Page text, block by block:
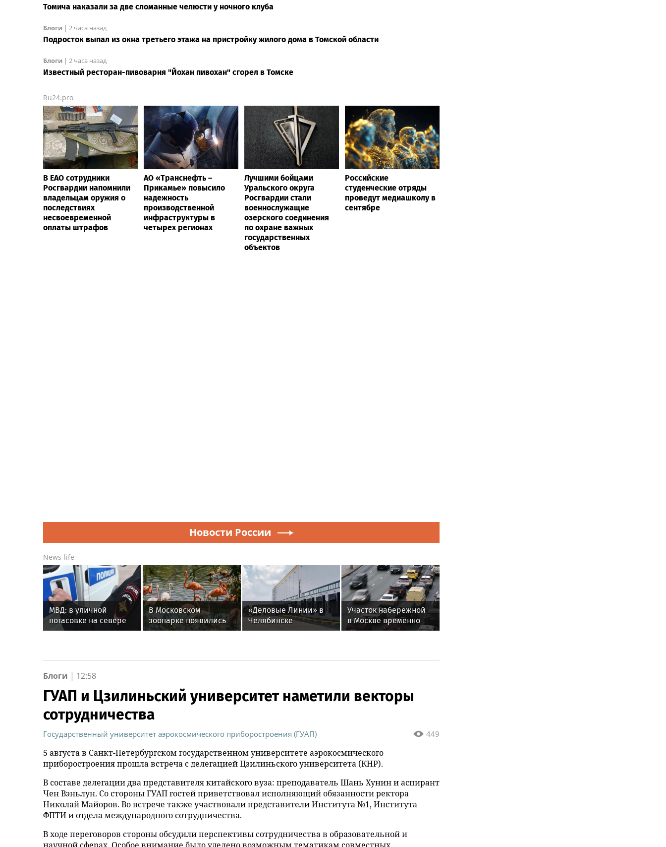
Томича наказали за две сломанные челюсти у ночного клуба
Блоги | 2 часа назад
Подросток выпал из окна третьего этажа на пристройку жилого дома в Томской области
Блоги | 2 часа назад
Известный ресторан-пивоварня "Йохан пивохан" сгорел в Томске
Ru24.pro
В ЕАО сотрудники
Росгвардии напомнили
владельцам оружия о
последствиях
несвоевременной
оплаты штрафов
АО «Транснефть –
Прикамье» повысило
надежность
производственной
инфраструктуры в
четырех регионах
Лучшими бойцами
Уральского округа
Росгвардии стали
военнослужащие
озерского соединения
по охране важных
государственных
объектов
Российские
студенческие отряды
проведут медиашколу в
сентябре
Новости России
News-life
МВД: в уличной
потасовке на севере
Москвы порезали
В Московском
зоопарке появились
на свет птенцы
«Деловые Линии» в
Челябинске
переезжают на новый
Участок набережной
в Москве временно
закроют из-за
Блоги | 12:58
ГУАП и Цзилиньский университет наметили векторы
сотрудничества
449
Государственный университет аэрокосмического приборостроения (ГУАП)
5 августа в Санкт-Петербургском государственном университете аэрокосмического
приборостроения прошла встреча с делегацией Цзилиньского университета (КНР).
В составе делегации два представителя китайского вуза: преподаватель Шань Хунин и аспирант
Чен Вэньлун. Со стороны ГУАП гостей приветствовал исполняющий обязанности ректора
Николай Майоров. Во встрече также участвовали представители Института №1, Института
ФПТИ и отдела международного сотрудничества.
В ходе переговоров стороны обсудили перспективы сотрудничества в образовательной и